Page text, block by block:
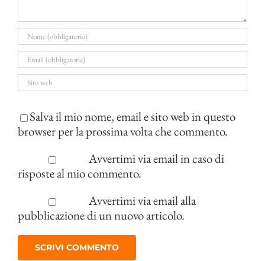
Salva il mio nome, email e sito web in questo
browser per la prossima volta che commento.
Avvertimi via email in caso di
risposte al mio commento.
Avvertimi via email alla
pubblicazione di un nuovo articolo.